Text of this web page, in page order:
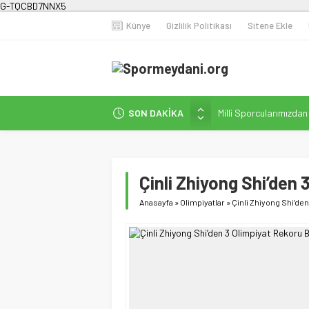
G-TQCBD7NNX5
Künye Gizlilik Politikası Sitene Ekle
SON DAKİKA
Milli
Karanlığa Karşı
Fenerbahçe Kadın
Efor Çay’dan Futbola
Çinli Zhiyong
Anasayfa » Olimpiyatlar » Çinli Zhiyong